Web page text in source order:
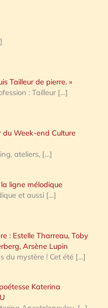
Tailleur de pierre. »
: Tailleur […]
Week-end Culture
ateliers, […]
ligne mélodique
et aussi […]
: Estelle Tharreau, Toby
Arsène Lupin
du mystère ! Cet été […]
Katerina